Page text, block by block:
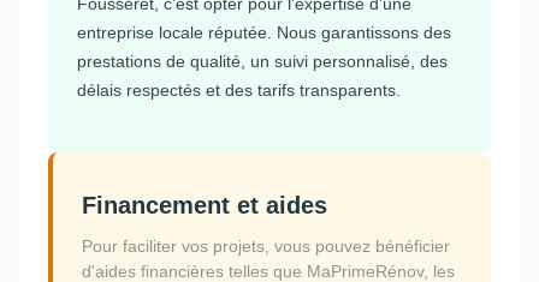
entreprise locale réputée. Nous garantissons des
prestations de qualité, un suivi personnalisé, des
délais respectés et des tarifs transparents.
Financement et aides
Pour faciliter vos projets, vous pouvez bénéficier
d'aides financières telles que MaPrimeRénov, les